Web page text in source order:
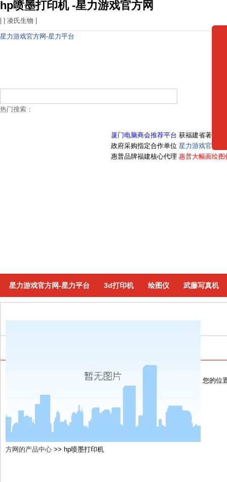
hp喷墨打印机 -星力游戏官方网
凌氏生物
星力游戏官方网-星力平台
热门搜索：
厦门电脑商会推荐平台 获福建省著名商
政府采购指定合作单位 星力游戏官方网
惠普品牌福建核心代理 惠普大幅面绘图
星力游戏官方网-星力平台 3d打印机 绘图仪 武藤写真机
您的位
方网的产品中心 >> hp喷墨打印机